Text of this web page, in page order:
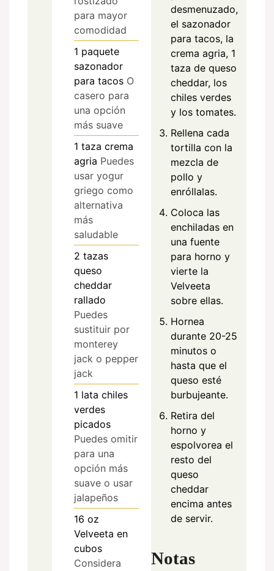
para mayor
comodidad
1 paquete
sazonador
para tacos O
casero para
una opción
más suave
1 taza crema
agria Puedes
usar yogur
griego como
alternativa
más
saludable
2 tazas
queso
cheddar
rallado
Puedes
sustituir por
monterey
jack o pepper
jack
1 lata chiles
verdes
picados
Puedes omitir
para una
opción más
suave o usar
jalapeños
16 oz
Velveeta en
cubos
Considera
desmenuzado,
el sazonador
para tacos, la
crema agria, 1
taza de queso
cheddar, los
chiles verdes
y los tomates.
Rellena cada
tortilla con la
mezcla de
pollo y
enróllalas.
Coloca las
enchiladas en
una fuente
para horno y
vierte la
Velveeta
sobre ellas.
Hornea
durante 20-25
minutos o
hasta que el
queso esté
burbujeante.
Retira del
horno y
espolvorea el
resto del
queso
cheddar
encima antes
de servir.
Notas